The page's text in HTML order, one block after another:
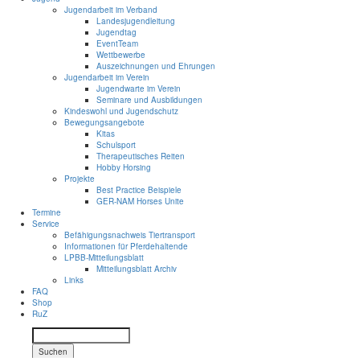
Jugendarbeit im Verband
Landesjugendleitung
Jugendtag
EventTeam
Wettbewerbe
Auszeichnungen und Ehrungen
Jugendarbeit im Verein
Jugendwarte im Verein
Seminare und Ausbildungen
Kindeswohl und Jugendschutz
Bewegungsangebote
Kitas
Schulsport
Therapeutisches Reiten
Hobby Horsing
Projekte
Best Practice Beispiele
GER-NAM Horses Unite
Termine
Service
Befähigungsnachweis Tiertransport
Informationen für Pferdehaltende
LPBB-Mitteilungsblatt
Mitteilungsblatt Archiv
Links
FAQ
Shop
RuZ
Suchen